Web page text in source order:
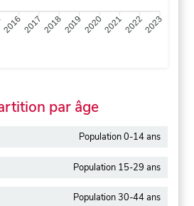
20162017 20182019 2020202120222023
par âge
Population 0-14 ans
Population 15-29 ans
Population 30-44 ans